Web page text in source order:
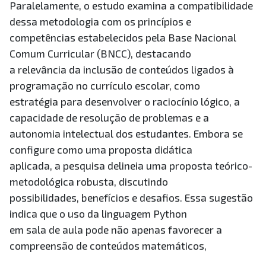
Paralelamente, o estudo examina a compatibilidade
dessa metodologia com os princípios e
competências estabelecidos pela Base Nacional
Comum Curricular (BNCC), destacando
a relevância da inclusão de conteúdos ligados à
programação no currículo escolar, como
estratégia para desenvolver o raciocínio lógico, a
capacidade de resolução de problemas e a
autonomia intelectual dos estudantes. Embora se
configure como uma proposta didática
aplicada, a pesquisa delineia uma proposta teórico-
metodológica robusta, discutindo
possibilidades, benefícios e desafios. Essa sugestão
indica que o uso da linguagem Python
em sala de aula pode não apenas favorecer a
compreensão de conteúdos matemáticos,